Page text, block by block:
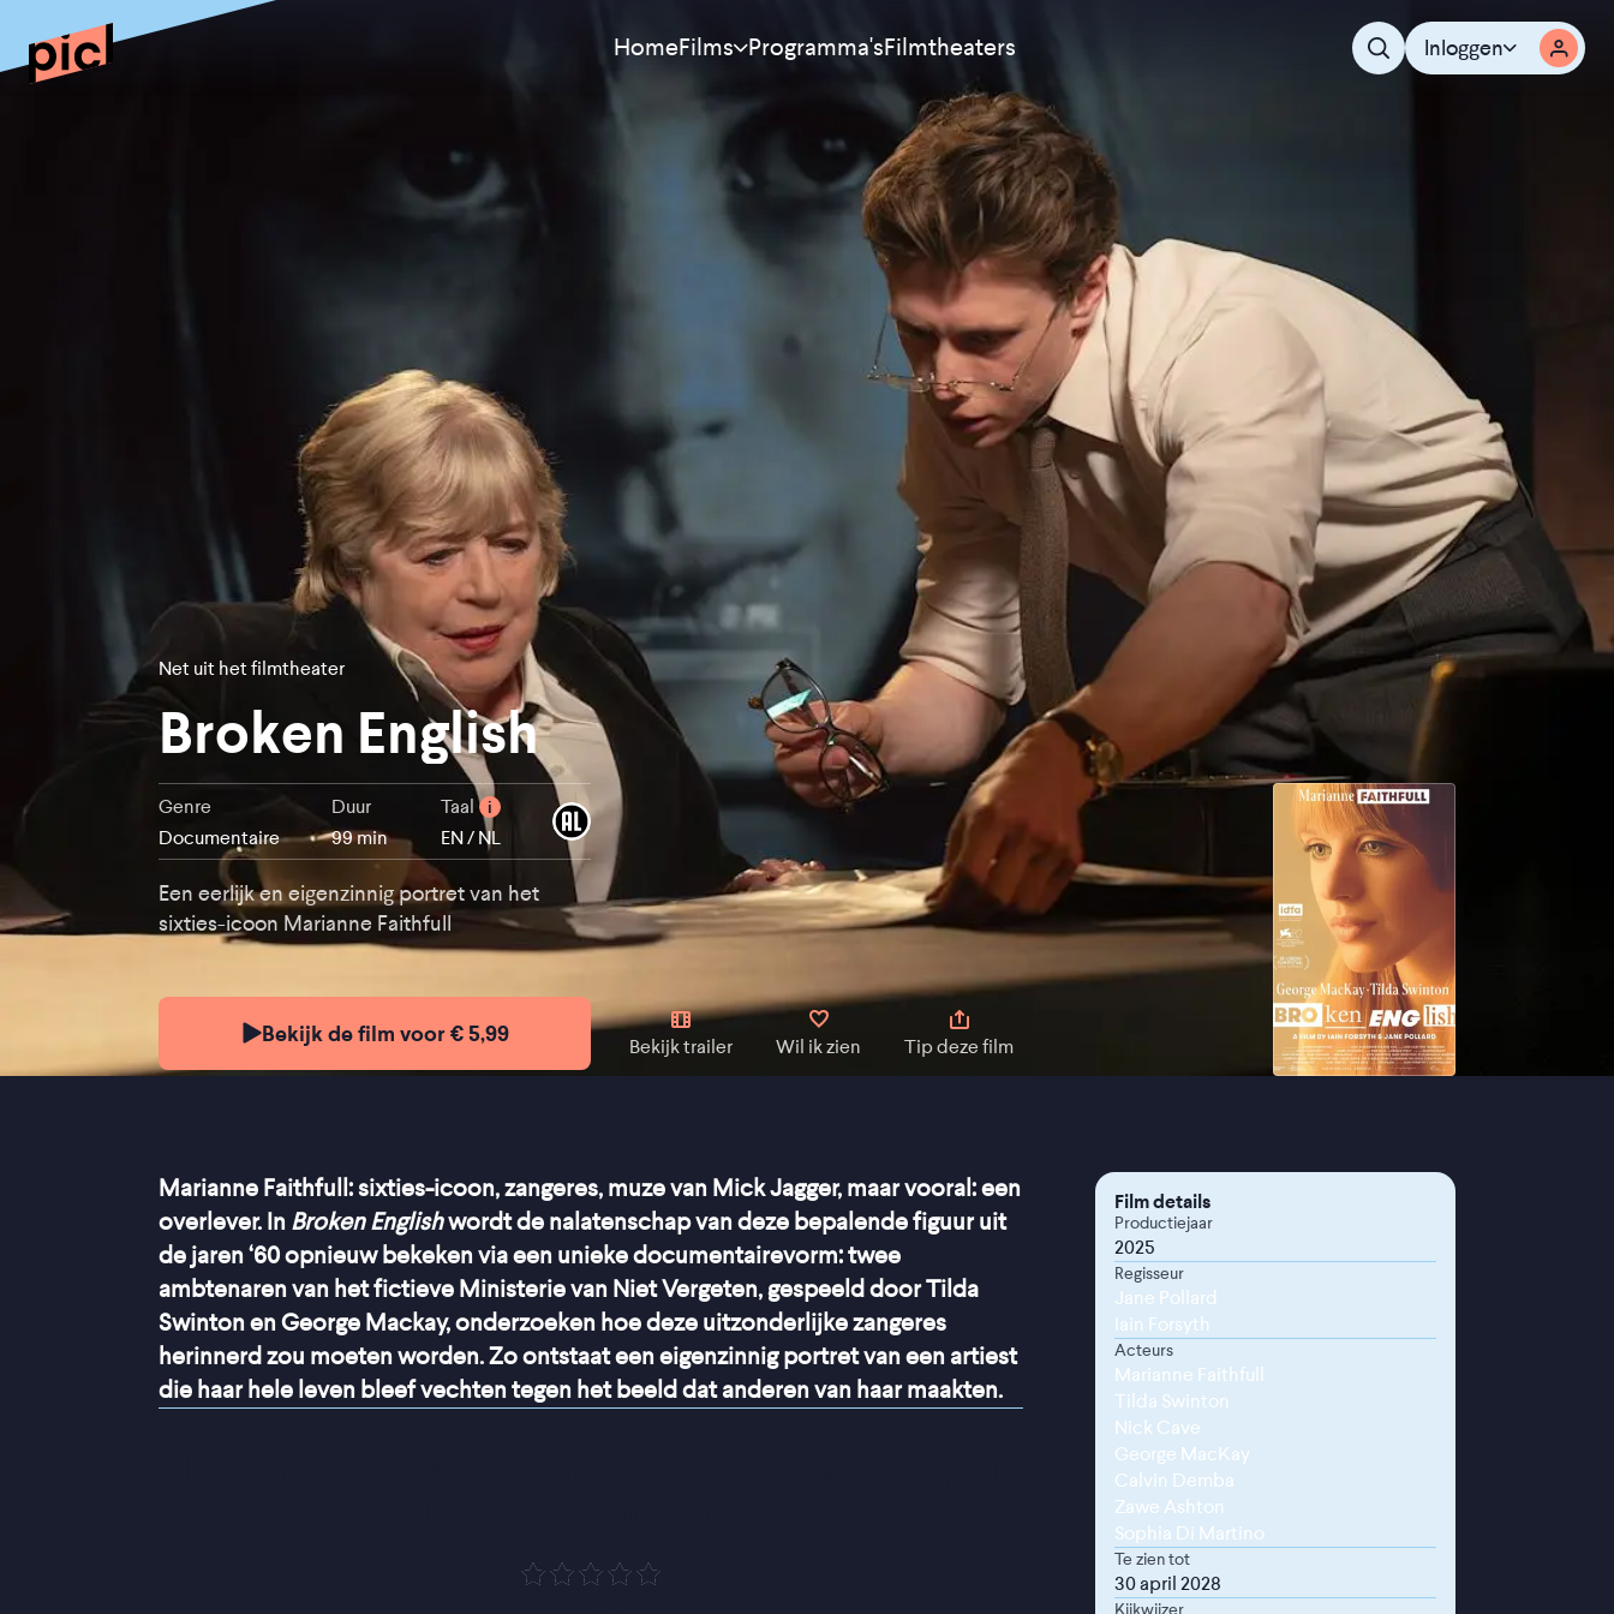
HomeFilms
Meest bekeken
Aanraders
Programma'sFilmtheaters Inloggen
Net uit het filmtheater
Broken English
Genre
Documentaire
Duur
99 min
Taal i
EN / NL
Een eerlijk en eigenzinnig portret van het
sixties-icoon Marianne Faithfull
Bekijk de film voor € 5,99
Bekijk trailer Wil ik zien Tip deze film
Marianne Faithfull: sixties-icoon, zangeres, muze van Mick Jagger, maar vooral: een
overlever. In Broken Englishwordt de nalatenschap van deze bepalende figuur uit
de jaren ‘60 opnieuw bekeken via een unieke documentairevorm: twee
ambtenaren van het fictieve Ministerie van Niet Vergeten, gespeeld door Tilda
Swinton en George Mackay, onderzoeken hoe deze uitzonderlijke zangeres
herinnerd zou moeten worden. Zo ontstaat een eigenzinnig portret van een artiest
die haar hele leven bleef vechten tegen het beeld dat anderen van haar maakten.
Film details
Productiejaar
2025
Regisseur
Jane Pollard
Iain Forsyth
Acteurs
Marianne Faithfull
Tilda Swinton
Nick Cave
George MacKay
Calvin Demba
Zawe Ashton
Sophia Di Martino
Te zien tot
30 april 2028
Kijkwijzer